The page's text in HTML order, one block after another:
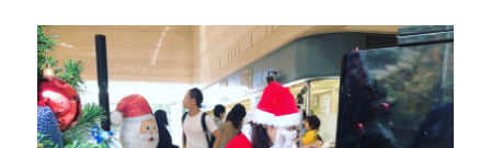
節
分
ご
っ
こ
に